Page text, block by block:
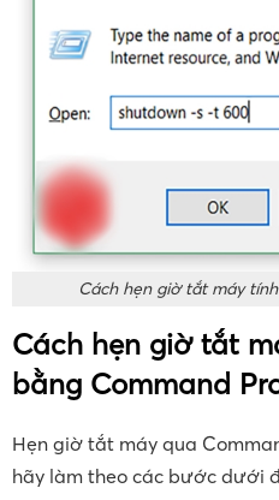
Cách hẹn giờ tắt máy
Cách hẹn giờ tắt
bằng Command
Hẹn giờ tắt máy qua
hãy làm theo các bước dưới